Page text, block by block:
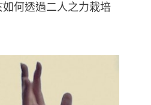
何透過二人之力栽培